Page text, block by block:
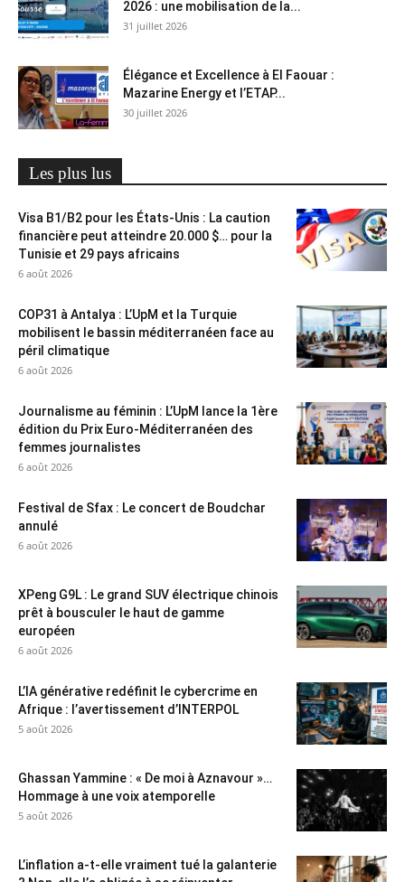
2026 : une mobilisation de la...
31 juillet 2026
Élégance et Excellence à El Faouar :
Mazarine Energy et l’ETAP...
30 juillet 2026
Les plus lus
Visa B1/B2 pour les États-Unis : La caution
financière peut atteindre 20.000 $… pour la
Tunisie et 29 pays africains
6 août 2026
COP31 à Antalya : L’UpM et la Turquie
mobilisent le bassin méditerranéen face au
péril climatique
6 août 2026
Journalisme au féminin : L’UpM lance la 1ère
édition du Prix Euro-Méditerranéen des
femmes journalistes
6 août 2026
Festival de Sfax : Le concert de Boudchar
annulé
6 août 2026
XPeng G9L : Le grand SUV électrique chinois
prêt à bousculer le haut de gamme
européen
6 août 2026
L’IA générative redéfinit le cybercrime en
Afrique : l’avertissement d’INTERPOL
5 août 2026
Ghassan Yammine : « De moi à Aznavour »…
Hommage à une voix atemporelle
5 août 2026
L’inflation a-t-elle vraiment tué la galanterie